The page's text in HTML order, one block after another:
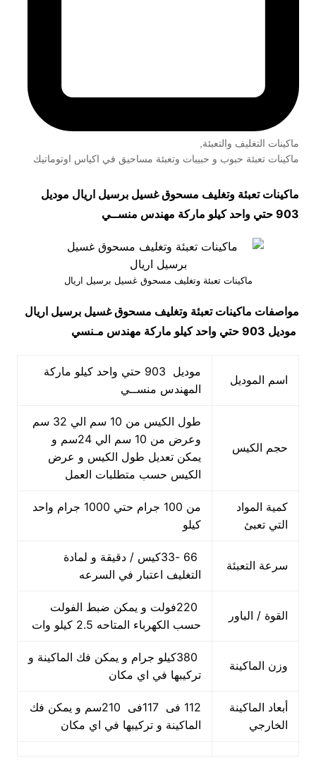
ماكينات التغليف والتعبئة,
ماكينات تعبئة حبوب و حبيبات وتعبئة مساحيق في اكياس اوتوماتيك
ماكينات تعبئة وتغليف مسحوق غسيل برسيل اريال موديل
903 حتي واحد كيلو ماركة مهندس منســي
ماكينات تعبئة وتغليف مسحوق غسيل برسيل اريال
مواصفات ماكينات تعبئة وتغليف مسحوق غسيل برسيل اريال
موديل 903 حتي واحد كيلو ماركة مهندس مـنسي
اسم الموديل
موديل 903 حتي واحد كيلو ماركة
المهندس منســي
حجم الكيس
طول الكيس من 10 سم الي 32 سم
وعرض من 10 سم الي 24سم و
يمكن تعديل طول الكيس و عرض
الكيس حسب متطلبات العمل
كمية المواد
التي تعبئ
من 100 جرام حتي 1000 جرام واحد
كيلو
سرعة التعبئة
66 -33كيس / دقيقة و لمادة
التغليف اعتبار في السرعه
القوة / الباور
220فولت و يمكن ضبط الفولت
حسب الكهرباء المتاحه 2.5 كيلو وات
وزن الماكينة
380كيلو جرام و يمكن فك الماكينة و
تركيبها في اي مكان
أبعاد الماكينة
الخارجي
112 فى 117فى 210سم و يمكن فك
الماكينة و تركيبها في اي مكان